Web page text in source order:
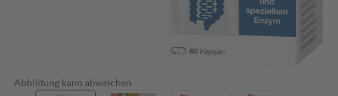
Abbildung kann abweichen